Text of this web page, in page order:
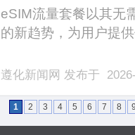
eSIM流量套餐以其无
的新趋势，为用户提
遵化新闻网 发布于
1 2 3 4 5 6 7 8